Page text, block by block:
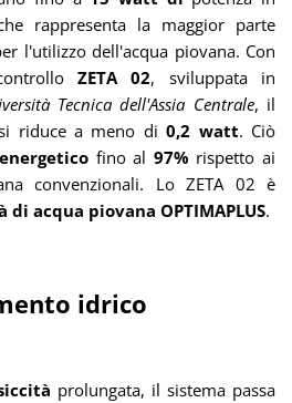
rappresenta la maggior parte
l'utilizzo dell'acqua piovana. Con
ZETA 02, sviluppata in
Tecnica dell'Assia Centrale, il
riduce a meno di0,2 watt. Ciò
fino al 97% rispetto ai
convenzionali. Lo ZETA 02 è
di acqua piovana OPTIMAPLUS.
idrico
prolungata, il sistema passa